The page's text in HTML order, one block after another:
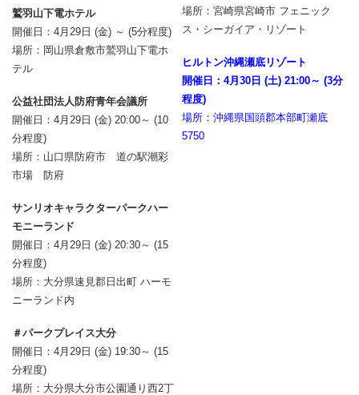
鷲羽山下電ホテル
開催日：4月29日 (金) ～ (5分程度)
場所：岡山県倉敷市鷲羽山下電ホ
テル
公益社団法人防府青年会議所
開催日：4月29日 (金) 20:00～ (10
分程度)
場所：山口県防府市 道の駅潮彩
市場 防府
サンリオキャラクターパークハー
モニーランド
開催日：4月29日 (金) 20:30～ (15
分程度)
場所：大分県速見郡日出町 ハーモ
ニーランド内
＃パークプレイス大分
開催日：4月29日 (金) 19:30～ (15
分程度)
場所：大分県大分市公園通り西2丁
場所：宮崎県宮崎市 フェニック
ス・シーガイア・リゾート
ヒルトン沖縄瀬底リゾート
開催日：4月30日 (土) 21:00～ (3分
程度)
場所：沖縄県国頭郡本部町瀬底
5750